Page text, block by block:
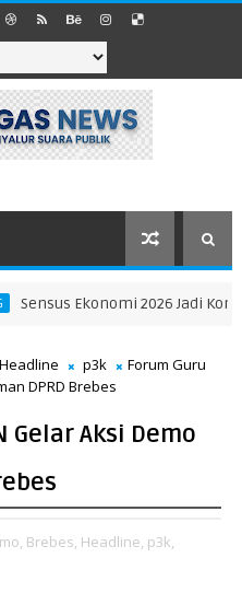
Ekonomi 2026 Jadi Kompas
Headline p3k
Forum Guru
DPRD Brebes
Gelar Aksi Demo
Brebes, Headline, p3k,